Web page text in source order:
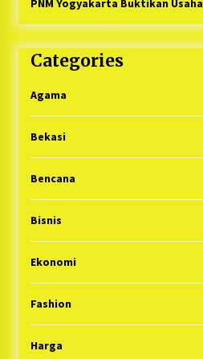
Categories
Agama
Bekasi
Bencana
Bisnis
Ekonomi
Fashion
Harga